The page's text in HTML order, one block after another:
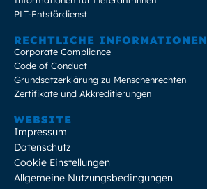
PLT-Entstördienst
RECHTLICHE INFORMATIONEN
Corporate Compliance
Code of Conduct
Grundsatzerklärung zu Menschenrechten
Zertifikate und Akkreditierungen
WEBSITE
Impressum
Datenschutz
Cookie Einstellungen
Allgemeine Nutzungsbedingungen